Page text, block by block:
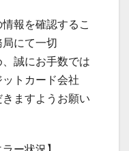
報を確認するこ
にて一切
誠にお手数では
トカード会社
ますようお願い